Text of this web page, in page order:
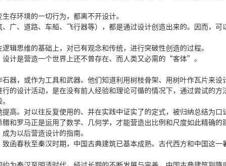
环境的一切行为，都离不开设计。
、道路、车船、飞行器等），都是通过设计创造出来的。因而，可
思维的基础上，对已有观念和传统，进行突破性创造的过程。
是营造一个世界上还不曾存在、而人类又必需的“客体”。
，或作为工具和武器。他们知道利用树枝骨架、用树叶作瓦片来设
的设计活动，是在没有前人经验和理论可循的情况下，通过尝试的方
。对以往反复使用的、并在实践中证实了的定式，被归纳总结为口
和罗马正是运用了数学、几何学，才能营造出比例和尺度如此精确的
为以后营造设计的指南。
春秋至秦汉时期，中国古典建筑已基本成熟。古代西方和中国这一